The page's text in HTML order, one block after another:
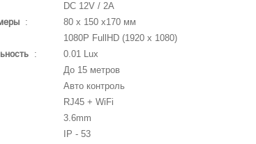
DC 12V / 2A
:
80 x 150 x170 мм
1080P FullHD (1920 x 1080)
:
0.01 Lux
До 15 метров
Авто контроль
RJ45 + WiFi
3.6mm
IP - 53